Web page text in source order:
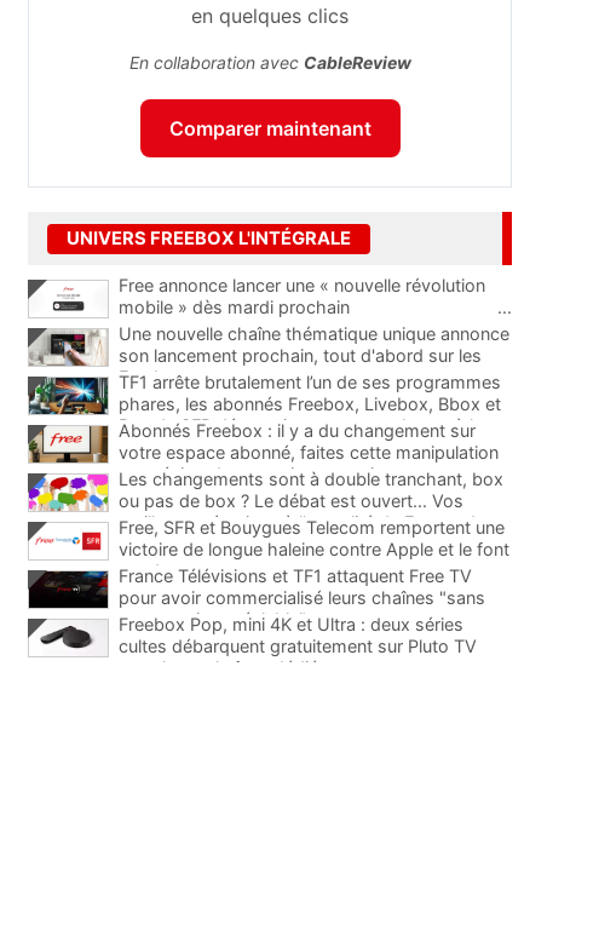
en quelques clics
En collaboration avec CableReview
Comparer maintenant
UNIVERS FREEBOX L'INTÉGRALE
Free annonce lancer une « nouvelle révolution
mobile » dès mardi prochain
...
Une nouvelle chaîne thématique unique annonce
son lancement prochain, tout d'abord sur les
Freebox
...
TF1 arrête brutalement l’un de ses programmes
phares, les abonnés Freebox, Livebox, Bbox et
Box de SFR découvriront son remplaçant à la
rentrée
...
Abonnés Freebox : il y a du changement sur
votre espace abonné, faites cette manipulation
pour éviter de mauvaises surprises
...
Les changements sont à double tranchant, box
ou pas de box ? Le débat est ouvert... Vos
meilleures réactions à l'actualité de Free et des
télécoms
...
Free, SFR et Bouygues Telecom remportent une
victoire de longue haleine contre Apple et le font
condamner
France Télévisions et TF1 attaquent Free TV
pour avoir commercialisé leurs chaînes "sans
concertation préalable"
Freebox Pop, mini 4K et Ultra : deux séries
cultes débarquent gratuitement sur Pluto TV
avec leurs chaînes dédiées